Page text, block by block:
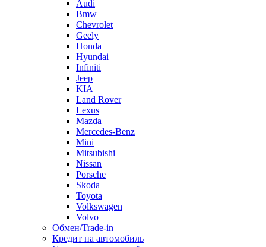
Audi
Bmw
Chevrolet
Geely
Honda
Hyundai
Infiniti
Jeep
KIA
Land Rover
Lexus
Mazda
Mercedes-Benz
Mini
Mitsubishi
Nissan
Porsche
Skoda
Toyota
Volkswagen
Volvo
Обмен/Trade-in
Кредит на автомобиль